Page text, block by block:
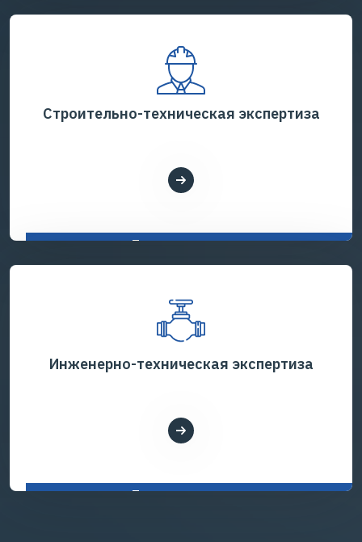
Строительно-техническая экспертиза
Показать все услуги
Инженерно-техническая экспертиза
Показать все услуги